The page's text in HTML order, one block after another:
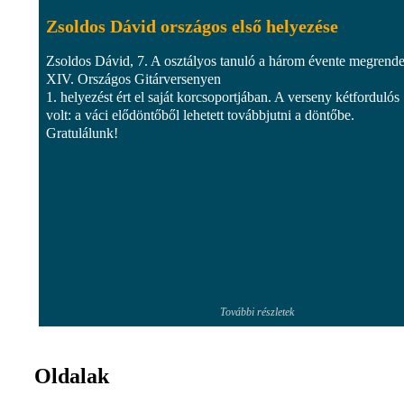
Zsoldos Dávid országos első helyezése
Zsoldos Dávid, 7. A osztályos tanuló a három évente
XIV. Országos Gitárversenyen
1. helyezést ért el saját korcsoportjában. A verseny kétfordulós
volt: a váci elődöntőből lehetett továbbjutni a döntőbe.
Gratulálunk!
További részletek
Oldalak